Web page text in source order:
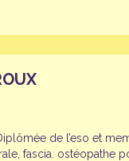
de l’eso et
fascia. ostéopathe